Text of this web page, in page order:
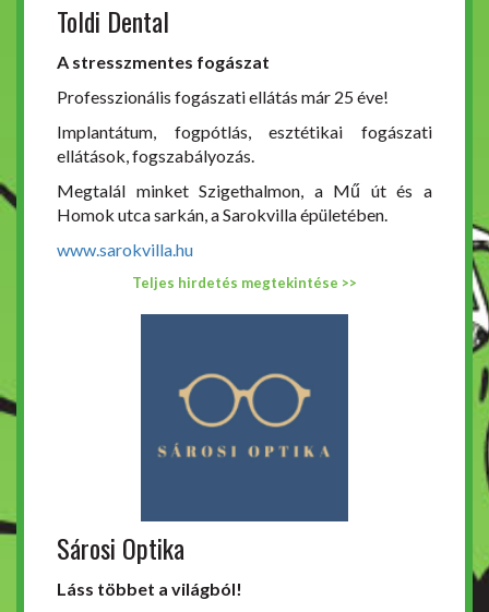
Toldi Dental
A stresszmentes fogászat
Professzionális fogászati ellátás már 25 éve!
Implantátum, fogpótlás, esztétikai fogászati
ellátások, fogszabályozás.
Megtalál minket Szigethalmon, a Mű út és a
Homok utca sarkán, a Sarokvilla épületében.
www.sarokvilla.hu
Teljes hirdetés megtekintése >>
Sárosi Optika
Láss többet a világból!